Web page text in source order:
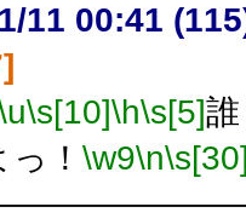
11 00:41
\s[10]\h\s[5]
っ！ \w9\n